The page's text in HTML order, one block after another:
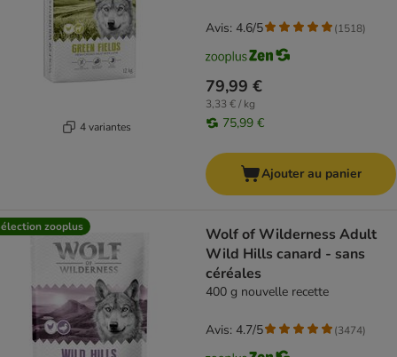
4 variantes
79,99 €
3,33 € / kg
75,99 €
Avis: 4.6/5 (1518)
Ajouter au panier
zooplus
Wolf of Wilderness Adult
Wild Hills canard - sans
céréales
400 g nouvelle recette
Avis: 4.7/5 (3474)